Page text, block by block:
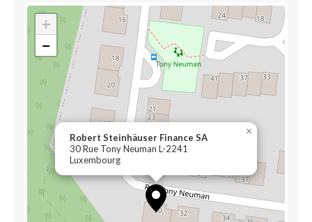
Robert Steinhäuser Finance SA
30 Rue Tony Neuman L-2241
Luxembourg
×
+
−